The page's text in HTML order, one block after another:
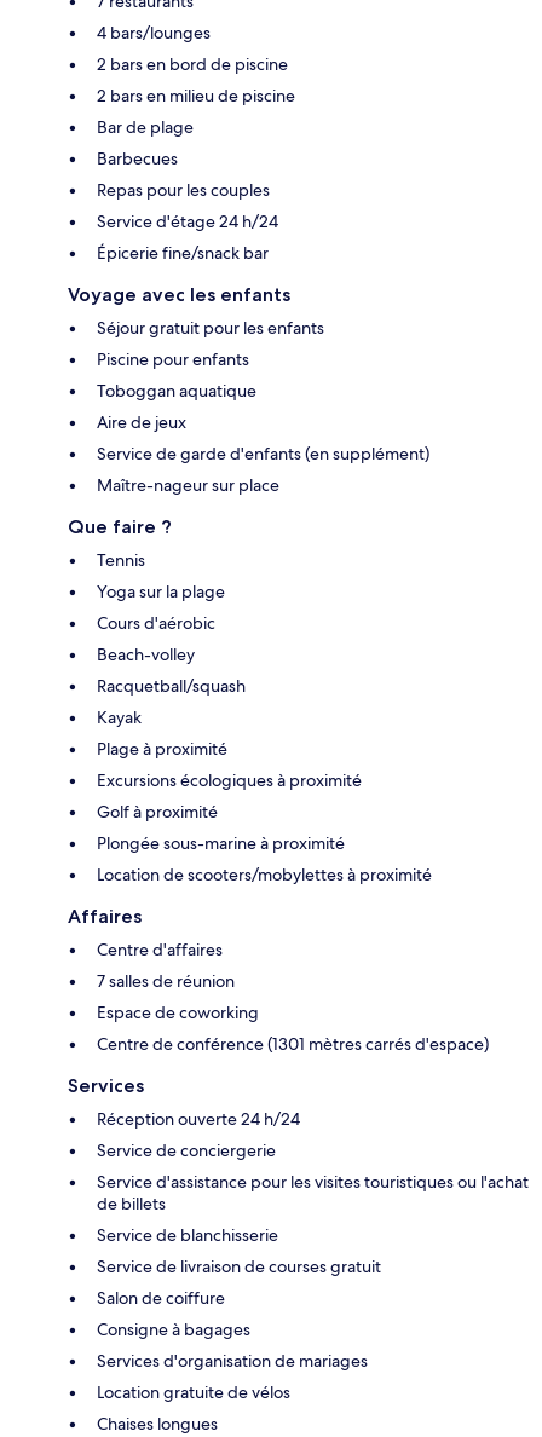
4 bars/lounges
2 bars en bord de piscine
2 bars en milieu de piscine
Bar de plage
Barbecues
Repas pour les couples
Service d'étage 24 h/24
Épicerie fine/snack bar
Voyage avec les enfants
Séjour gratuit pour les enfants
Piscine pour enfants
Toboggan aquatique
Aire de jeux
Service de garde d'enfants (en supplément)
Maître-nageur sur place
Que faire ?
Tennis
Yoga sur la plage
Cours d'aérobic
Beach-volley
Racquetball/squash
Kayak
Plage à proximité
Excursions écologiques à proximité
Golf à proximité
Plongée sous-marine à proximité
Location de scooters/mobylettes à proximité
Affaires
Centre d'affaires
7 salles de réunion
Espace de coworking
Centre de conférence (1301 mètres carrés d'espace)
Services
Réception ouverte 24 h/24
Service de conciergerie
Service d'assistance pour les visites touristiques ou l'achat
de billets
Service de blanchisserie
Service de livraison de courses gratuit
Salon de coiffure
Consigne à bagages
Services d'organisation de mariages
Location gratuite de vélos
Chaises longues